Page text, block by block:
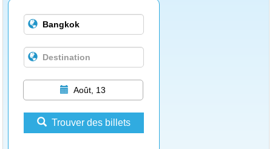
Août, 13
Trouver des billets